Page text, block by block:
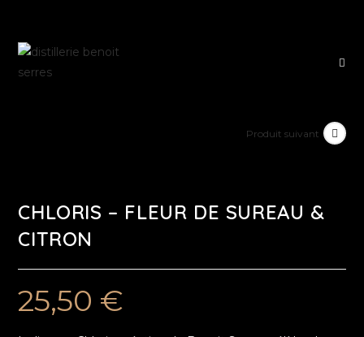
Produit suivant
CHLORIS – FLEUR DE SUREAU &
CITRON
25,50 €